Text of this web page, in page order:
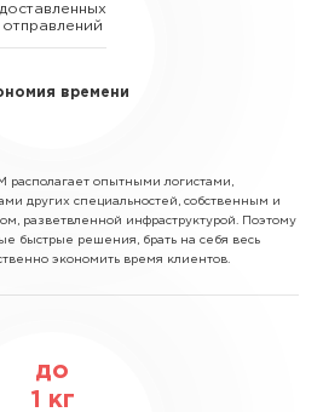
доставленных
отправлений
времени
располагает опытными логистами,
других специальностей, собственным и
разветвленной инфраструктурой. Поэтому
быстрые решения, брать на себя весь
экономить время клиентов.
до
1
кг